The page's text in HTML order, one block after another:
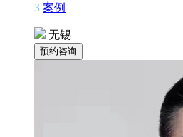
3 案例
无锡